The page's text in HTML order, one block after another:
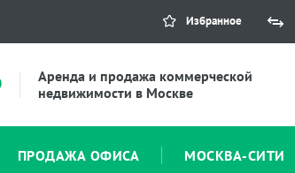
Избранное
Аренда и продажа коммерческой
недвижимости в Москве
ПРОДАЖА ОФИСА МОСКВА-СИТИ